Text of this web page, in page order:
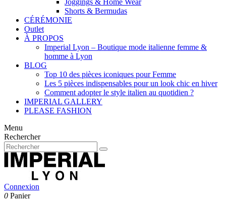
Joggings & Home Wear
Shorts & Bermudas
CÉRÉMONIE
Outlet
À PROPOS
Imperial Lyon – Boutique mode italienne femme &
homme à Lyon
BLOG
Top 10 des pièces iconiques pour Femme
Les 5 pièces indispensables pour un look chic en hiver
Comment adopter le style italien au quotidien ?
IMPERIAL GALLERY
PLEASE FASHION
Menu
Rechercher
Connexion
0 Panier